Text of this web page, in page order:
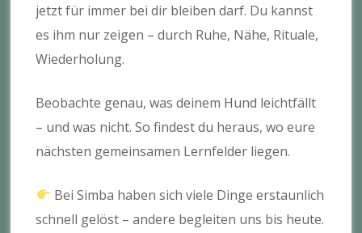
jetzt für immer bei dir bleiben darf. Du kannst
es ihm nur zeigen – durch Ruhe, Nähe, Rituale,
Wiederholung.
Beobachte genau, was deinem Hund leichtfällt
– und was nicht. So findest du heraus, wo eure
nächsten gemeinsamen Lernfelder liegen.
Bei Simba haben sich viele Dinge erstaunlich
schnell gelöst – andere begleiten uns bis heute.